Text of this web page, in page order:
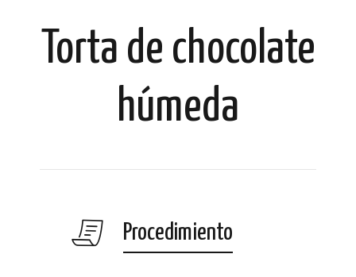
Torta de chocolate
húmeda
Procedimiento